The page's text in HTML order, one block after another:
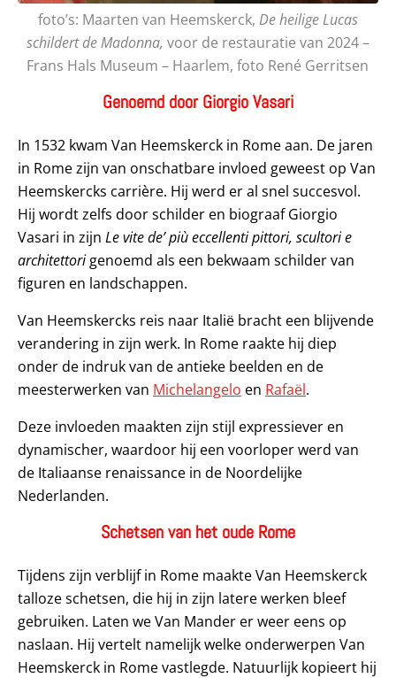
foto’s: Maarten van Heemskerck, De heilige Lucas
schildert de Madonna, voor de restauratie van 2024 –
Frans Hals Museum – Haarlem, foto René Gerritsen
Genoemd door Giorgio Vasari
In 1532 kwam Van Heemskerck in Rome aan. De jaren
in Rome zijn van onschatbare invloed geweest op Van
Heemskercks carrière. Hij werd er al snel succesvol.
Hij wordt zelfs door schilder en biograaf Giorgio
Vasari in zijn Le vite de’ più eccellenti pittori, scultori e
architettorigenoemd als een bekwaam schilder van
figuren en landschappen.
Van Heemskercks reis naar Italië bracht een blijvende
verandering in zijn werk. In Rome raakte hij diep
onder de indruk van de antieke beelden en de
meesterwerken van Michelangelo en Rafaël.
Deze invloeden maakten zijn stijl expressiever en
dynamischer, waardoor hij een voorloper werd van
de Italiaanse renaissance in de Noordelijke
Nederlanden.
Schetsen van het oude Rome
Tijdens zijn verblijf in Rome maakte Van Heemskerck
talloze schetsen, die hij in zijn latere werken bleef
gebruiken. Laten we Van Mander er weer eens op
naslaan. Hij vertelt namelijk welke onderwerpen Van
Heemskerck in Rome vastlegde. Natuurlijk kopieert hij